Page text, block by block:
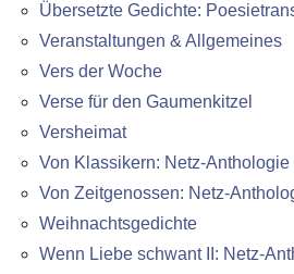
Übersetzte Gedichte:
Veranstaltungen & Allgemeines
Vers der Woche
Verse für den Gaumenkitzel
Versheimat
Von Klassikern: Netz-Anthologie
Von Zeitgenossen: Netz-
Weihnachtsgedichte
Wenn Liebe schwant II: Netz-